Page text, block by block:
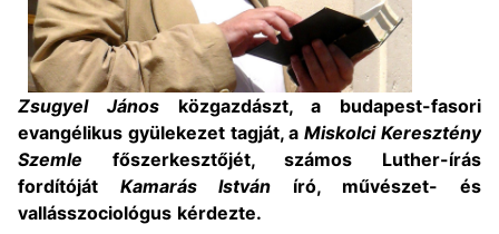
Zsugyel Jánosközgazdászt, a budapest-fasori
evangélikus gyülekezet tagját, aMiskolci Keresztény
Szemle főszerkesztőjét, számos Luther-írás
fordítóját Kamarás István író, művészet- és
vallásszociológus kérdezte.